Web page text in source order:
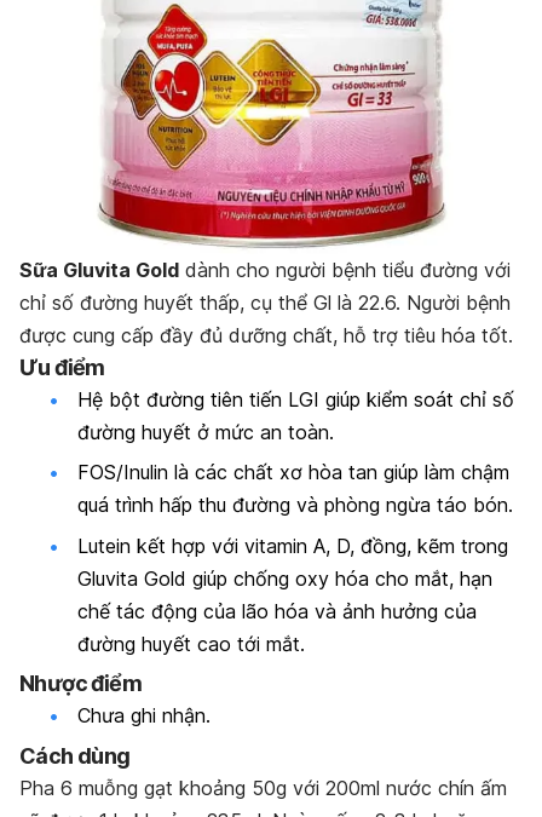
Sữa Gluvita Gold dành cho người bệnh tiểu đường với
chỉ số đường huyết thấp, cụ thể Gl là 22.6. Người bệnh
được cung cấp đầy đủ dưỡng chất, hỗ trợ tiêu hóa tốt.
Ưu điểm
Hệ bột đường tiên tiến LGI giúp kiểm soát chỉ số
đường huyết ở mức an toàn.
FOS/Inulin là các chất xơ hòa tan giúp làm chậm
quá trình hấp thu đường và phòng ngừa táo bón.
Lutein kết hợp với vitamin A, D, đồng, kẽm trong
Gluvita Gold giúp chống oxy hóa cho mắt, hạn
chế tác động của lão hóa và ảnh hưởng của
đường huyết cao tới mắt.
Nhược điểm
Chưa ghi nhận.
Cách dùng
Pha 6 muỗng gạt khoảng 50g với 200ml nước chín ấm